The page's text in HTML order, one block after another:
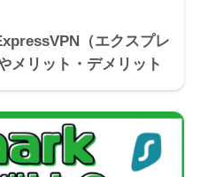
（エクスプレ
メリット・デメリット